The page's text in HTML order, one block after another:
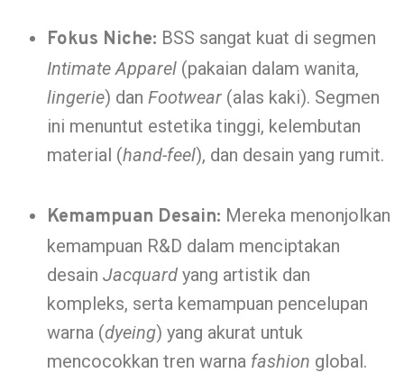
Fokus Niche: BSS sangat kuat di segmen
Intimate Apparel(pakaian dalam wanita,
lingerie) dan Footwear(alas kaki). Segmen
ini menuntut estetika tinggi, kelembutan
material (hand-feel), dan desain yang rumit.
Kemampuan Desain: Mereka menonjolkan
kemampuan R&D dalam menciptakan
desain Jacquardyang artistik dan
kompleks, serta kemampuan pencelupan
warna (dyeing) yang akurat untuk
mencocokkan tren warna fashion global.